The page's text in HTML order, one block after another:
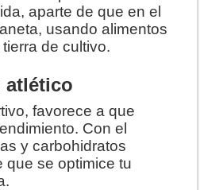
aparte de que en el
usando alimentos
de cultivo.
atlético
favorece a que
Con el
y carbohidratos
que se optimice tu